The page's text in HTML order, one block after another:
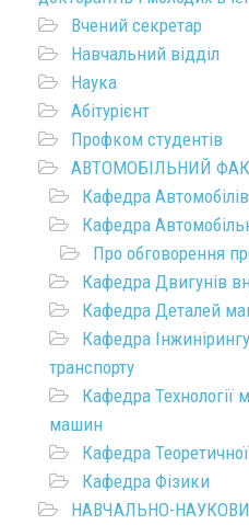
Вчений секретар
Навчальний відділ
Наука
Абітурієнт
Профком студентів
АВТОМОБІЛЬНИЙ
Кафедра Автомобілів
Кафедра
Про обговорення
Кафедра Двигунів
Кафедра Деталей
Кафедра
транспорту
Кафедра Технології
машин
Кафедра
Кафедра Фізики
НАВЧАЛЬНО-